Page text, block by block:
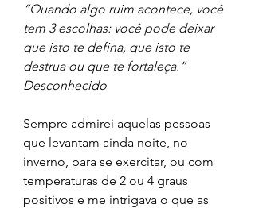
“Quando algo ruim acontece, você
tem 3 escolhas: você pode deixar
que isto te defina, que isto te
destrua ou que te fortaleça.”
Desconhecido
Sempre admirei aquelas pessoas
que levantam ainda noite, no
inverno, para se exercitar, ou com
temperaturas de 2 ou 4 graus
positivos e me intrigava o que as